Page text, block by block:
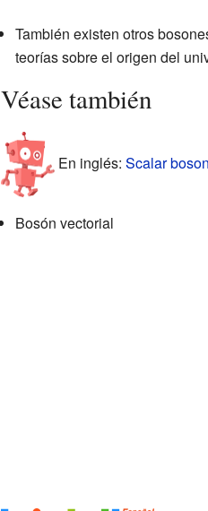
También existen otros
teorías sobre el origen del
Véase también
En inglés: Scalar
Bosón vectorial